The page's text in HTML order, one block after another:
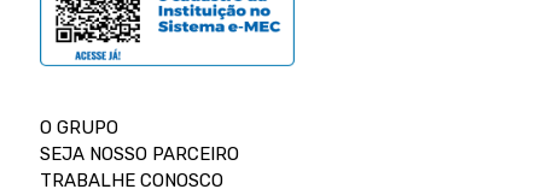
O GRUPO
SEJA NOSSO PARCEIRO
TRABALHE CONOSCO